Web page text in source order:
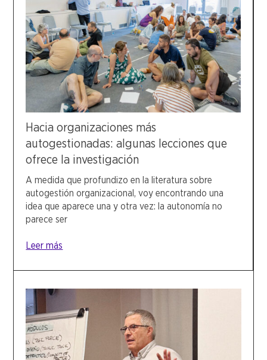
Hacia organizaciones más
autogestionadas: algunas lecciones que
ofrece la investigación
A medida que profundizo en la literatura sobre
autogestión organizacional, voy encontrando una
idea que aparece una y otra vez: la autonomía no
parece ser
Leer más